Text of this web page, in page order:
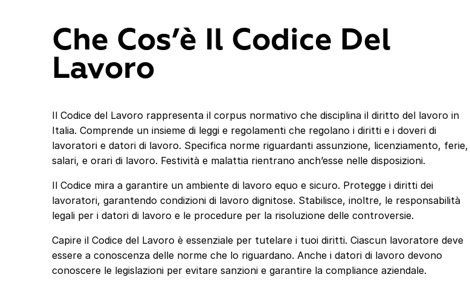
Che Cos’è Il Codice Del
Lavoro
Il Codice del Lavoro rappresenta il corpus normativo che disciplina il diritto del lavoro in
Italia. Comprende un insieme di leggi e regolamenti che regolano i diritti e i doveri di
lavoratori e datori di lavoro. Specifica norme riguardanti assunzione, licenziamento, ferie,
salari, e orari di lavoro. Festività e malattia rientrano anch’esse nelle disposizioni.
Il Codice mira a garantire un ambiente di lavoro equo e sicuro. Protegge i diritti dei
lavoratori, garantendo condizioni di lavoro dignitose. Stabilisce, inoltre, le responsabilità
legali per i datori di lavoro e le procedure per la risoluzione delle controversie.
Capire il Codice del Lavoro è essenziale per tutelare i tuoi diritti. Ciascun lavoratore deve
essere a conoscenza delle norme che lo riguardano. Anche i datori di lavoro devono
conoscere le legislazioni per evitare sanzioni e garantire la compliance aziendale.